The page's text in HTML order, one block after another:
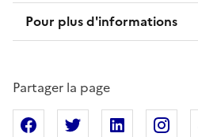
Pour plus d'informations
Partager la page
Partager sur Facebook
Partager sur X
Partager